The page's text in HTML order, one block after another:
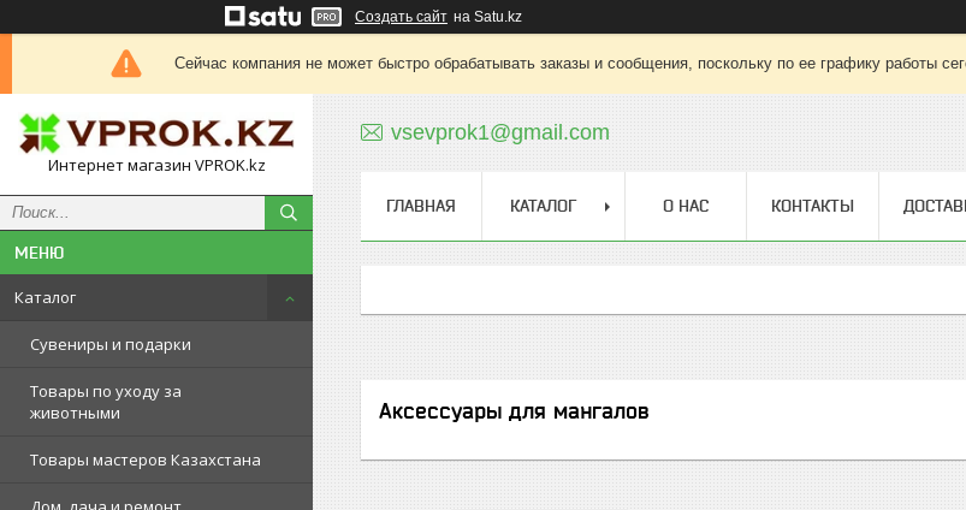
Создать сайт на Satu.kz
Сейчас компания не может быстро обрабатывать заказы и сообщения, поскольку по ее графику работы
Интернет магазин VPROK.kz
Каталог
Сувениры и подарки
Товары по уходу за
животными
Товары мастеров Казахстана
vsevprok1@gmail.com
ГЛАВНАЯ КАТАЛОГ О НАС КОНТАКТЫ
Аксессуары для мангалов